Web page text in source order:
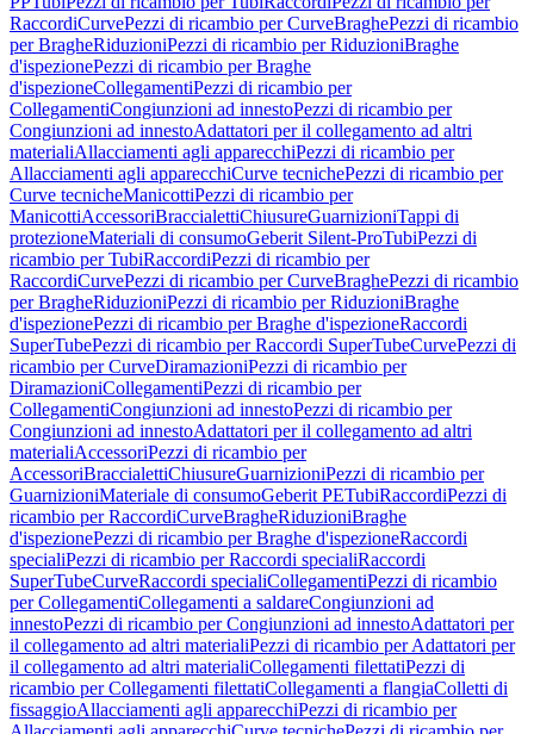
RaccordiCurvePezzi di ricambio per CurveBraghePezzi di ricambio
per BragheRiduzioniPezzi di ricambio per RiduzioniBraghe
d'ispezionePezzi di ricambio per Braghe
d'ispezioneCollegamentiPezzi di ricambio per
CollegamentiCongiunzioni ad innestoPezzi di ricambio per
Congiunzioni ad innestoAdattatori per il collegamento ad altri
materialiAllacciamenti agli apparecchiPezzi di ricambio per
Allacciamenti agli apparecchiCurve tecnichePezzi di ricambio per
Curve tecnicheManicottiPezzi di ricambio per
ManicottiAccessoriBraccialettiChiusureGuarnizioniTappi di
protezioneMateriali di consumoGeberit Silent-ProTubiPezzi di
ricambio per TubiRaccordiPezzi di ricambio per
RaccordiCurvePezzi di ricambio per CurveBraghePezzi di ricambio
per BragheRiduzioniPezzi di ricambio per RiduzioniBraghe
d'ispezionePezzi di ricambio per Braghe d'ispezioneRaccordi
SuperTubePezzi di ricambio per Raccordi SuperTubeCurvePezzi di
ricambio per CurveDiramazioniPezzi di ricambio per
DiramazioniCollegamentiPezzi di ricambio per
CollegamentiCongiunzioni ad innestoPezzi di ricambio per
Congiunzioni ad innestoAdattatori per il collegamento ad altri
materialiAccessoriPezzi di ricambio per
AccessoriBraccialettiChiusureGuarnizioniPezzi di ricambio per
GuarnizioniMateriale di consumoGeberit PETubiRaccordiPezzi di
ricambio per RaccordiCurveBragheRiduzioniBraghe
d'ispezionePezzi di ricambio per Braghe d'ispezioneRaccordi
specialiPezzi di ricambio per Raccordi specialiRaccordi
SuperTubeCurveRaccordi specialiCollegamentiPezzi di ricambio
per CollegamentiCollegamenti a saldareCongiunzioni ad
innestoPezzi di ricambio per Congiunzioni ad innestoAdattatori per
il collegamento ad altri materialiPezzi di ricambio per Adattatori per
il collegamento ad altri materialiCollegamenti filettatiPezzi di
ricambio per Collegamenti filettatiCollegamenti a flangiaColletti di
fissaggioAllacciamenti agli apparecchiPezzi di ricambio per